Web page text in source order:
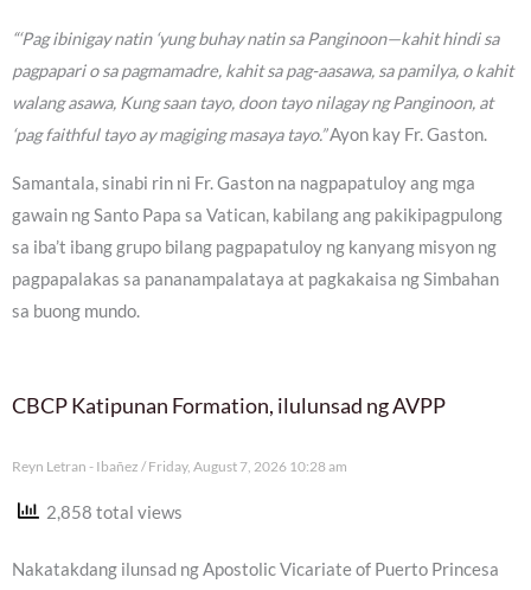
“‘Pag ibinigay natin ‘yung buhay natin sa Panginoon—kahit hindi sa
pagpapari o sa pagmamadre, kahit sa pag-aasawa, sa pamilya, o kahit
walang asawa, Kung saan tayo, doon tayo nilagay ng Panginoon, at
‘pag faithful tayo ay magiging masaya tayo.”Ayon kay Fr. Gaston.
Samantala, sinabi rin ni Fr. Gaston na nagpapatuloy ang mga
gawain ng Santo Papa sa Vatican, kabilang ang pakikipagpulong
sa iba’t ibang grupo bilang pagpapatuloy ng kanyang misyon ng
pagpapalakas sa pananampalataya at pagkakaisa ng Simbahan
sa buong mundo.
CBCP Katipunan Formation, ilulunsad ng AVPP
Reyn Letran - Ibañez Friday, August 7, 2026 10:28 am
2,858 total views
Nakatakdang ilunsad ng Apostolic Vicariate of Puerto Princesa